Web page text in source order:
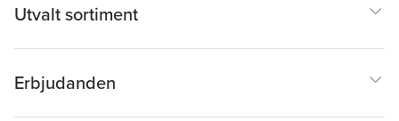
Utvalt sortiment
Erbjudanden